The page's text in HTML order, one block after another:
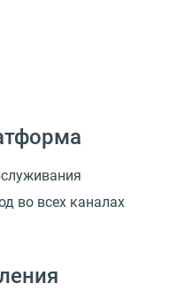
во всех каналах